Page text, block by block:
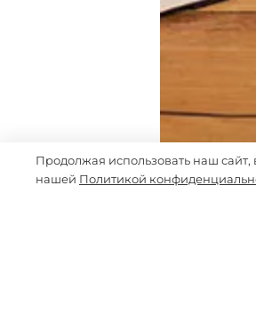
Продолжая использовать наш сайт,
нашей Политикой